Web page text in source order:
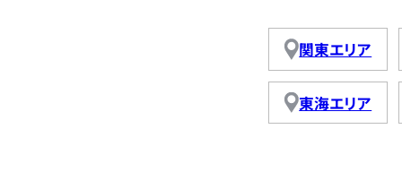
関東エリア
東海エリア